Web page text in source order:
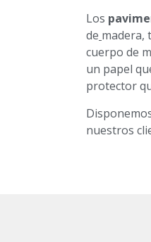
Los
de madera,
cuerpo de
un papel
protector
nuestros